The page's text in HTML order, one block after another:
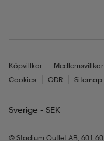
Köpvillkor Medlemsvillkor
Cookies
ODR Sitemap
Sverige - SEK
© Stadium Outlet AB, 601